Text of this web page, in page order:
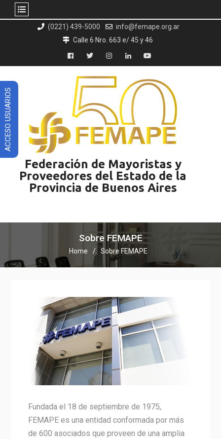
(0221) 439-5000
info@femape.org.ar
Calle 6 Nro. 663 e/ 45 y 46
Facebook
TwitterInstagramLinkedInYouTube
Federación de Mayoristas y
Proveedores del Estado de la
Provincia de Buenos Aires
Sobre FEMAPE
Home Sobre FEMAPE
Fundada el 18 de septiembre de 1975,
FEMAPE es una entidad conformada por más
de 600 asociados que proveen de una amplia
ACCESO USUARIOS